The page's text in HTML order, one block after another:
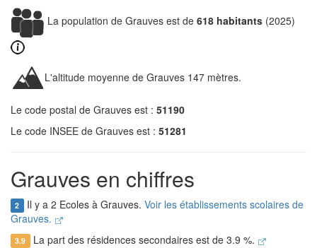
La population de Grauves est de 618 habitants (2025)
L'altitude moyenne de Grauves 147 mètres.
Le code postal de Grauves est : 51190
Le code INSEE de Grauves est : 51281
Grauves en chiffres
2 Il y a 2 Ecoles à Grauves. Voir les établissements scolaires de
Grauves.
3.9 La part des résidences secondaires est de 3.9 %.